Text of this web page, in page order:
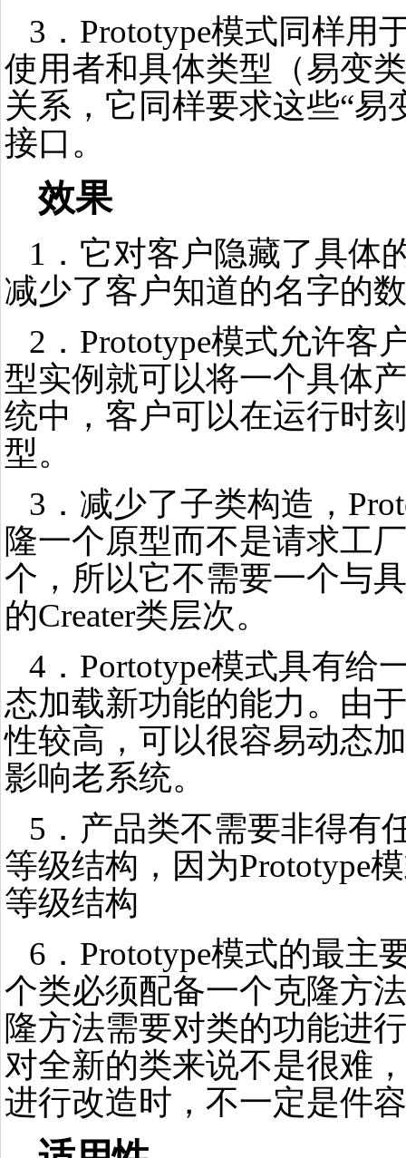
3．Prototype模式同样用
使用者和具体类型（易变
关系，它同样要求这些“易
接口。
效果
1．它对客户隐藏了具体
减少了客户知道的名字的
2．Prototype模式允许客
型实例就可以将一个具体
统中，客户可以在运行时
型。
3．减少了子类构造，
隆一个原型而不是请求工
个，所以它不需要一个与
的Creater类层次。
4．Portotype模式具有给
态加载新功能的能力。由
性较高，可以很容易动态
影响老系统。
5．产品类不需要非得有
等级结构，因为Prototype
等级结构
6．Prototype模式的最主
个类必须配备一个克隆方
隆方法需要对类的功能进
对全新的类来说不是很难
进行改造时，不一定是件